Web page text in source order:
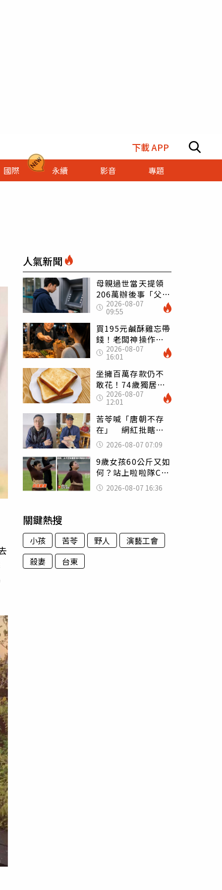
下載 APP
國際 永續 影音
專題
人氣新聞
母親過世當天提領
206萬辦後事「父子
遭判刑」 律師：
搶錢先下手是罪
2026-08-07
09:55
買195元鹹酥雞忘帶
錢！老闆神操作
「倒找5元」 全網
看哭：這就是台灣
2026-08-07
16:01
坐擁百萬存款仍不
敢花！74歲獨居翁
「1餐只吃1片吐
司」 半年後暴瘦
嚇壞女兒
2026-08-07
12:01
苦苓喊「唐朝不存
在」 網紅批瞎編
歷史：李白、杜甫
用鮮卑文寫詩？
2026-08-07 07:09
9歲女孩60公斤又如
何？站上啦啦隊C位
驚艷全場 千萬網
友被圈粉
2026-08-07 16:36
關鍵熱搜
小孩 苦苓 野人
演藝工會
殺妻
台東